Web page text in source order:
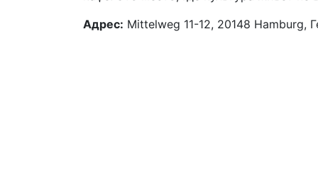
Адрес: Mittelweg 11-12, 20148 Hamburg,